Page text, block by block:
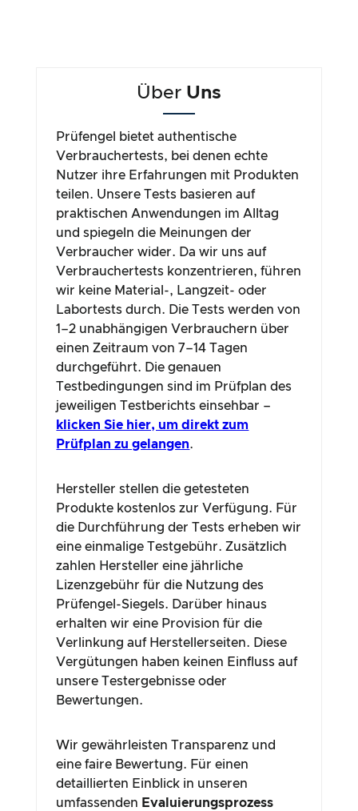
Über Uns
Prüfengel bietet authentische
Verbrauchertests, bei denen echte
Nutzer ihre Erfahrungen mit Produkten
teilen. Unsere Tests basieren auf
praktischen Anwendungen im Alltag
und spiegeln die Meinungen der
Verbraucher wider. Da wir uns auf
Verbrauchertests konzentrieren, führen
wir keine Material-, Langzeit- oder
Labortests durch. Die Tests werden von
1–2 unabhängigen Verbrauchern über
einen Zeitraum von 7–14 Tagen
durchgeführt. Die genauen
Testbedingungen sind im Prüfplan des
jeweiligen Testberichts einsehbar –
klicken Sie hier, um direkt zum
Prüfplan zu gelangen.
Hersteller stellen die getesteten
Produkte kostenlos zur Verfügung. Für
die Durchführung der Tests erheben wir
eine einmalige Testgebühr. Zusätzlich
zahlen Hersteller eine jährliche
Lizenzgebühr für die Nutzung des
Prüfengel-Siegels. Darüber hinaus
erhalten wir eine Provision für die
Verlinkung auf Herstellerseiten. Diese
Vergütungen haben keinen Einfluss auf
unsere Testergebnisse oder
Bewertungen.
Wir gewährleisten Transparenz und
eine faire Bewertung. Für einen
detaillierten Einblick in unseren
umfassenden Evaluierungsprozess